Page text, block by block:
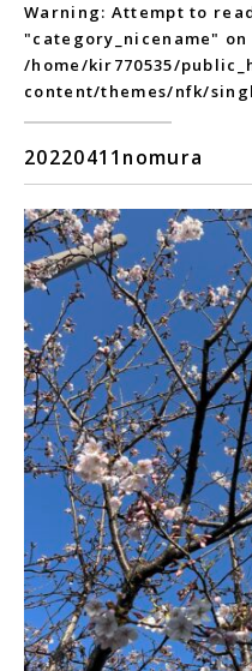
Warning: Attempt to
"category_nicename"
/home/kir770535/
content/themes/nfk/
20220411nomura